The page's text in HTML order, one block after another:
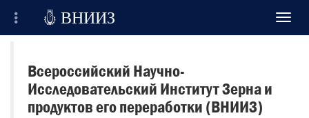
Институт Зерна и продуктов его переработки
Регистрация
 ВНИИЗ
Всероссийский Научно-
Исследовательский Институт Зерна и
продуктов его переработки (ВНИИЗ)